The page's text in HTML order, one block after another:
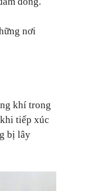
nơi
khí trong
tiếp xúc
bị lây